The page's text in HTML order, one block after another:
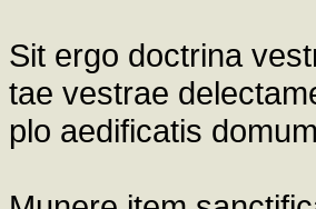
Sit ergo doctrina
tae vestrae
plo aedificatis